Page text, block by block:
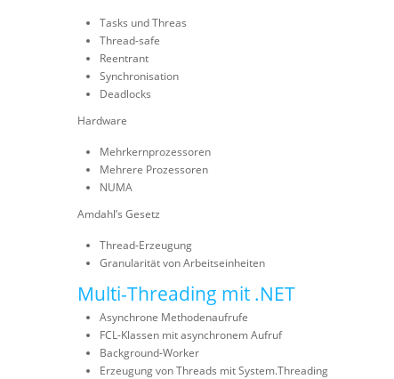
Tasks und Threas
Thread-safe
Reentrant
Synchronisation
Deadlocks
Hardware
Mehrkernprozessoren
Mehrere Prozessoren
NUMA
Amdahl’s Gesetz
Thread-Erzeugung
Granularität von Arbeitseinheiten
Multi-Threading mit .NET
Asynchrone Methodenaufrufe
FCL-Klassen mit asynchronem Aufruf
Background-Worker
Erzeugung von Threads mit System.Threading